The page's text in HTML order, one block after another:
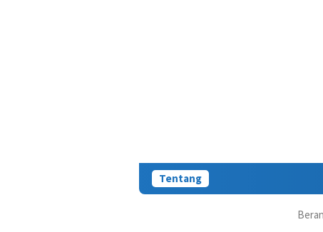
Tentang